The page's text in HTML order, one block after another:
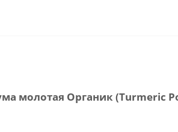
молотая Органик (Turmeric